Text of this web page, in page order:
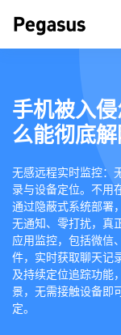
手机被入
么能彻底
无感远程实时监控：
录与设备定位。不用
通过隐蔽式系统部署
无通知、零打扰，真
应用监控，包括微信
件，实时获取聊天记
及持续定位追踪功能
景，无需接触设备即
定。